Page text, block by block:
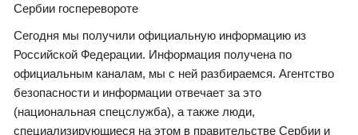
Сербии госперевороте
Сегодня мы получили официальную информацию из
Российской Федерации. Информация получена по
официальным каналам, мы с ней разбираемся. Агентство
безопасности и информации отвечает за это
(национальная спецслужба), а также люди,
специализирующиеся на этом в правительстве Сербии и